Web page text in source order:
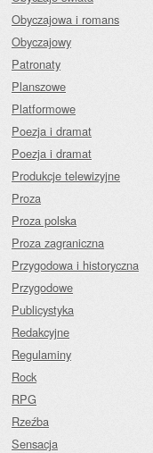
Obyczajowa i romans
Obyczajowy
Patronaty
Planszowe
Platformowe
Poezja i dramat
Poezja i dramat
Produkcje telewizyjne
Proza
Proza polska
Proza zagraniczna
Przygodowa i historyczna
Przygodowe
Publicystyka
Redakcyjne
Regulaminy
Rock
RPG
Rzeźba
Sensacja